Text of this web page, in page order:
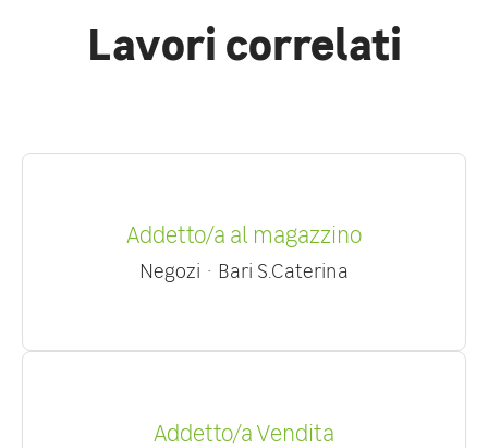
Lavori correlati
Addetto/a al magazzino
Negozi · Bari S.Caterina
Addetto/a Vendita